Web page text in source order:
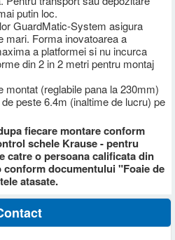
putin loc.
GuardMatic-System asigura
mari. Forma inovatoarea a
a platformei si nu incurca
din 2 in 2 metri pentru montaj
(reglabile pana la 230mm)
peste 6.4m (inaltime de lucru) pe
fiecare montare conform
schele Krause - pentru
catre o persoana calificata din
conform documentului "Foaie de
atasate.